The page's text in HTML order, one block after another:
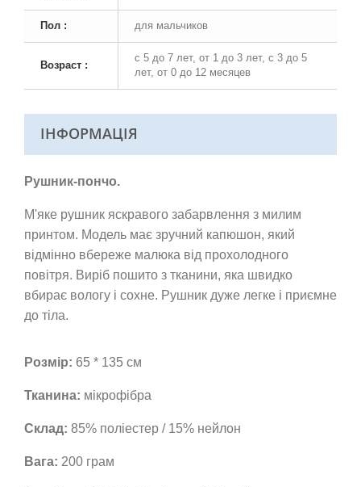
Пол : для мальчиков
Возраст :
с 5 до 7 лет, от 1 до 3 лет, с 3 до 5
лет, от 0 до 12 месяцев
ІНФОРМАЦІЯ
Рушник-пончо.
М'яке рушник яскравого забарвлення з милим
принтом. Модель має зручний капюшон, який
відмінно вбереже малюка від прохолодного
повітря. Виріб пошито з тканини, яка швидко
вбирає вологу і сохне. Рушник дуже легке і приємне
до тіла.
Розмір: 65 * 135 см
Тканина: мікрофібра
Склад: 85% поліестер / 15% нейлон
Вага: 200 грам